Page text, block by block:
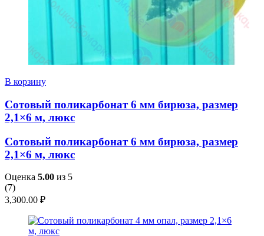
В корзину
Сотовый поликарбонат 6 мм бирюза, размер
2,1×6 м, люкс
Сотовый поликарбонат 6 мм бирюза, размер
2,1×6 м, люкс
Оценка 5.00 из 5
(7)
3,300.00 ₽